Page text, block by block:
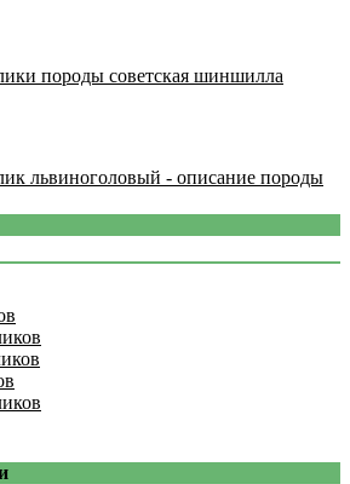
породы советская шиншилла
львиноголовый - описание породы